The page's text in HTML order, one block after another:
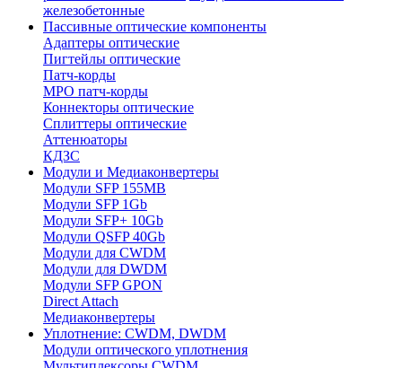
железобетонные
Пассивные оптические компоненты
Адаптеры оптические
Пигтейлы оптические
Патч-корды
MPO патч-корды
Коннекторы оптические
Сплиттеры оптические
Аттенюаторы
КДЗС
Модули и Медиаконвертеры
Модули SFP 155MB
Модули SFP 1Gb
Модули SFP+ 10Gb
Модули QSFP 40Gb
Модули для CWDM
Модули для DWDM
Модули SFP GPON
Direct Attach
Медиаконвертеры
Уплотнение: CWDM, DWDM
Модули оптического уплотнения